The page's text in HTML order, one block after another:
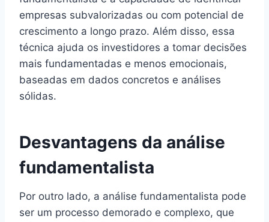
empresas subvalorizadas ou com potencial de
crescimento a longo prazo. Além disso, essa
técnica ajuda os investidores a tomar decisões
mais fundamentadas e menos emocionais,
baseadas em dados concretos e análises
sólidas.
Desvantagens da análise
fundamentalista
Por outro lado, a análise fundamentalista pode
ser um processo demorado e complexo, que